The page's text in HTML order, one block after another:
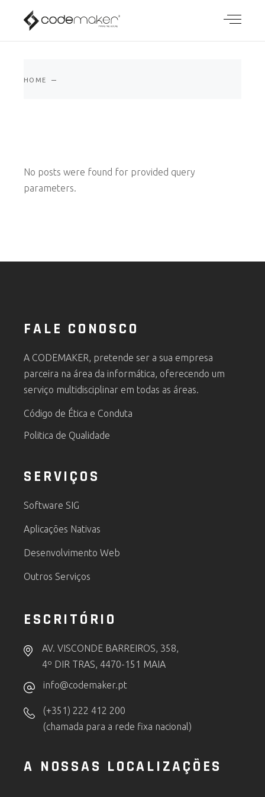
HOME
No posts were found for provided query
parameters.
FALE CONOSCO
A CODEMAKER, pretende ser a sua empresa
parceira na área da informática, oferecendo um
serviço multidisciplinar em todas as áreas.
Código de Ética e Conduta
Politica de Qualidade
SERVIÇOS
Software SIG
Aplicações Nativas
Desenvolvimento Web
Outros Serviços
ESCRITÓRIO
AV. VISCONDE BARREIROS, 358,
4º DIR TRAS, 4470-151 MAIA
info@codemaker.pt
(+351) 222 412 200
(chamada para a rede fixa nacional)
A NOSSAS LOCALIZAÇÕES